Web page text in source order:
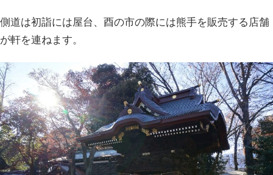
側道は初詣には屋台、酉の市の際には熊手を販売する店舗
が軒を連ねます。